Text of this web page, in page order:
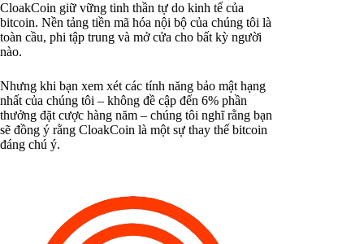
CloakCoin giữ vững tinh thần tự do kinh tế của
bitcoin. Nền tảng tiền mã hóa nội bộ của chúng tôi là
toàn cầu, phi tập trung và mở cửa cho bất kỳ người
nào.
Nhưng khi bạn xem xét các tính năng bảo mật hạng
nhất của chúng tôi – không đề cập đến 6% phần
thưởng đặt cược hàng năm – chúng tôi nghĩ rằng bạn
sẽ đồng ý rằng CloakCoin là một sự thay thế bitcoin
đáng chú ý.